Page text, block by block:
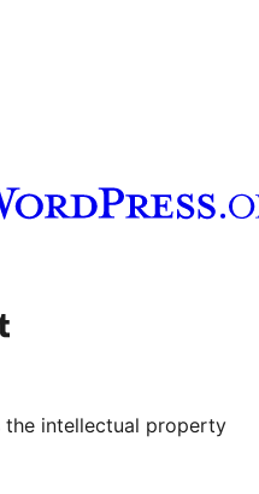
账号
the intellectual property